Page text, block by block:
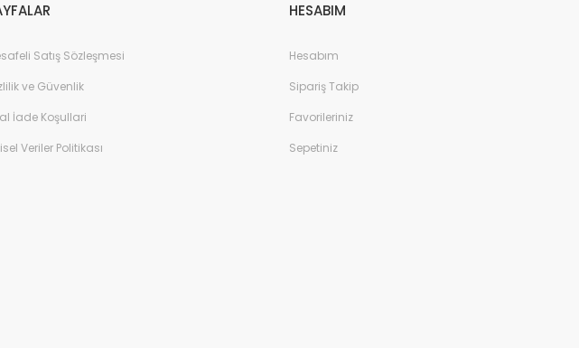
Satış Sözleşmesi
ve Güvenlik
İade Koşullari
Veriler Politikası
HESABIM
Hesabım
Sipariş Takip
Favorileriniz
Sepetiniz